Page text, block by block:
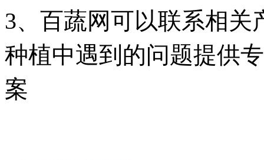
3、百蔬网可以联系相
种植中遇到的问题提供
案